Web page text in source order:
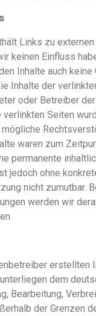
Links zu
keinen Einfluss
Inhalte auch keine
Inhalte der
oder Betreiber
verlinkten Seiten
waren zum
permanente
jedoch ohne
nicht zumutbar.
werden wir
erstellten
dem
Bearbeitung,
der Grenzen